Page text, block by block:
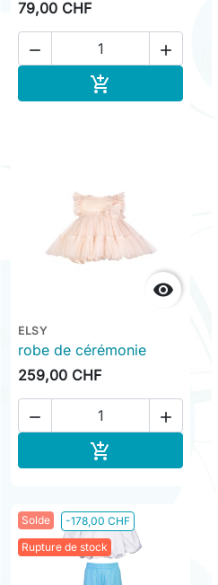
79,00 CHF
 


ELSY
robe de cérémonie
259,00 CHF
 

Solde
-178,00 CHF
Rupture de stock